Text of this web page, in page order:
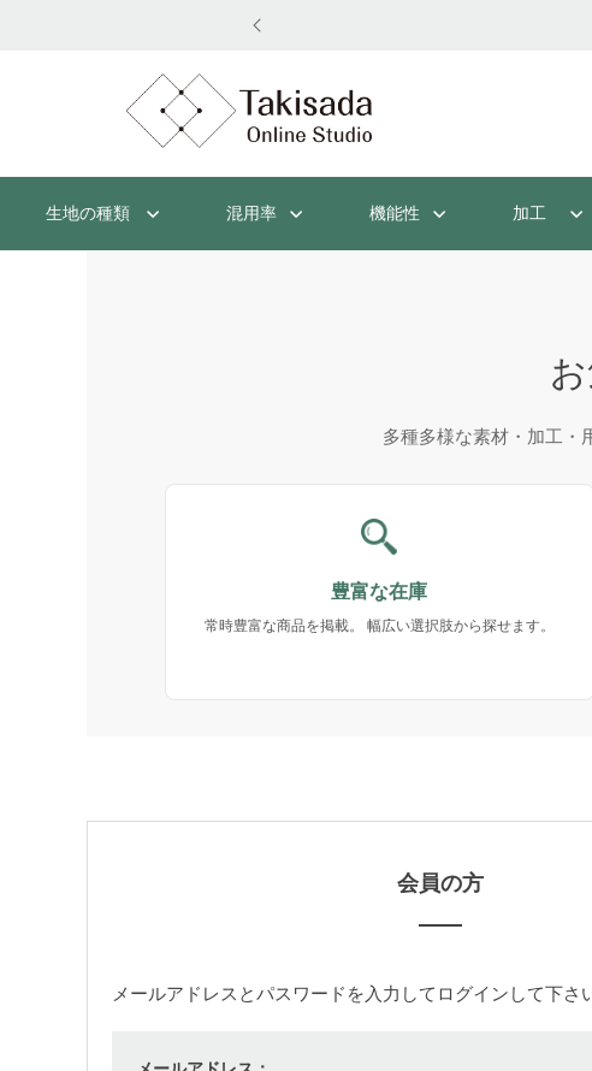
生地の種類 混用率 機能性 加工
多種多様な素材・加工・
豊富な在庫
常時豊富な商品を掲載。 幅広い選択肢から探せます。
会員の方
メールアドレス とパスワード を入力してログインして下さ